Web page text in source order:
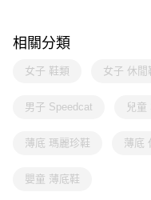
相關分類
女子 鞋類 女子 休閒
男子 Speedcat 兒童
薄底 瑪麗珍鞋 薄底
嬰童 薄底鞋